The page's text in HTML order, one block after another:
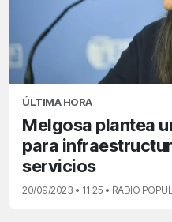
ÚLTIMA HORA
Melgosa plantea
para
servicios
20/09/2023 • 11:25 • RADIO